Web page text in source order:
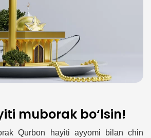
muborak bo‘lsin!
Qurbon hayiti ayyomi bilan chin